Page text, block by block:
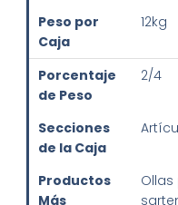
Peso por
Caja
12kg
Porcentaje
de Peso
2/4
Secciones
de la Caja
Productos
Más